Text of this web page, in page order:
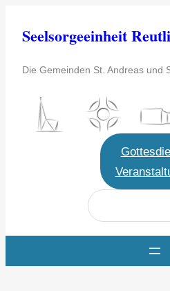
InhaltSeelsorgeeinheit
Die Gemeinden St. Andreas und
S
u
c